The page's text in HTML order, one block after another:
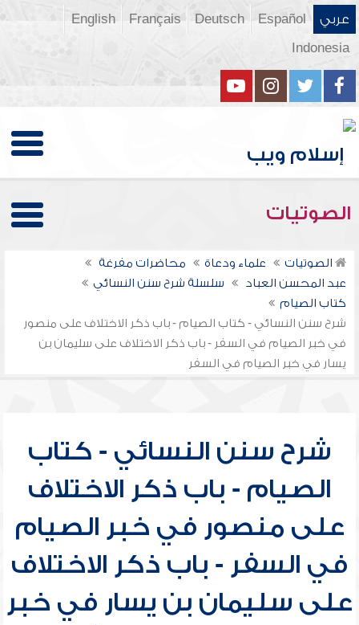
عربي Español
Deutsch
Français
English
Indonesia
الصوتيات
الصوتيات علماء ودعاة
محاضرات مفرغة
عبد المحسن العباد
سلسلة شرح سنن النسائي
كتاب الصيام
شرح سنن النسائي - كتاب الصيام - باب ذكر الاختلاف على منصور
في خبر الصيام في السفر - باب ذكر الاختلاف على سليمان بن
يسار في خبر الصيام في السفر
شرح سنن النسائي - كتاب
الصيام - باب ذكر الاختلاف
على منصور في خبر الصيام
في السفر - باب ذكر الاختلاف
على سليمان بن يسار في خبر